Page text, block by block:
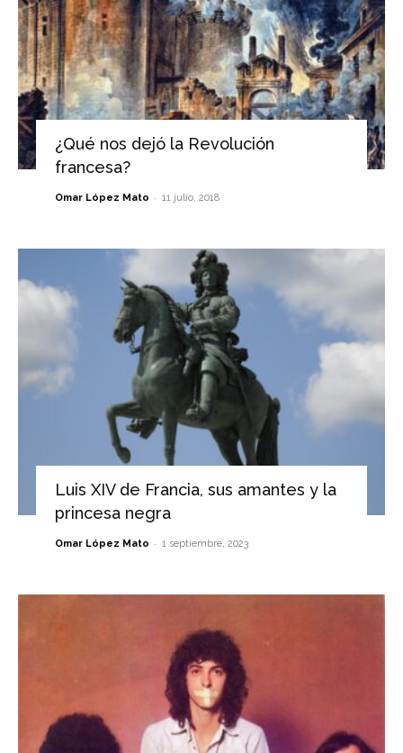
¿Qué nos dejó la Revolución
francesa?
Omar López Mato - 11 julio, 2018
Luis XIV de Francia, sus amantes y la
princesa negra
Omar López Mato - 1 septiembre, 2023